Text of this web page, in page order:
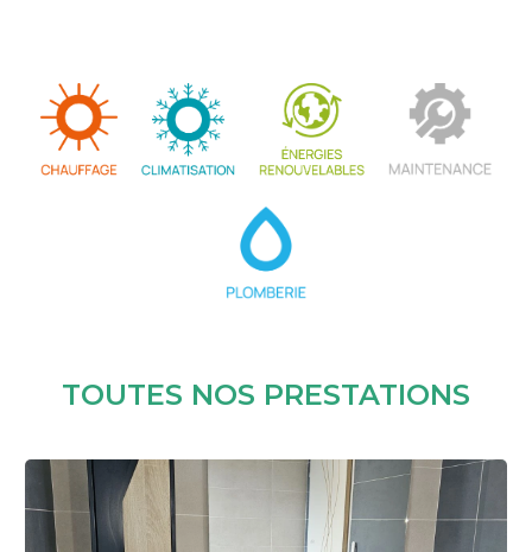
TOUTES NOS PRESTATIONS